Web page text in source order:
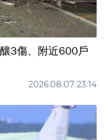
3傷、附近600戶
2026.08.07 23:14